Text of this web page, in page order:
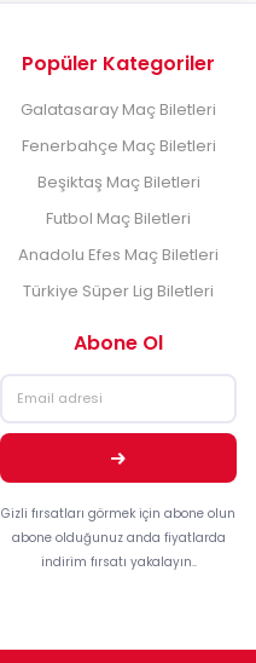
Popüler Kategoriler
Galatasaray Maç Biletleri
Fenerbahçe Maç Biletleri
Beşiktaş Maç Biletleri
Futbol Maç Biletleri
Anadolu Efes Maç Biletleri
Türkiye Süper Lig Biletleri
Abone Ol
Gizli fırsatları görmek için abone olun
abone olduğunuz anda fiyatlarda
indirim fırsatı yakalayın..